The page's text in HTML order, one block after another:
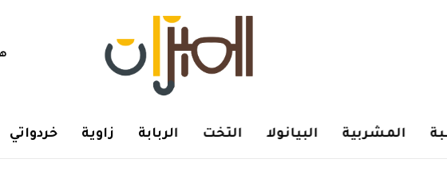
المشربية البيانولا التخت الربابة زاوية خردواتي